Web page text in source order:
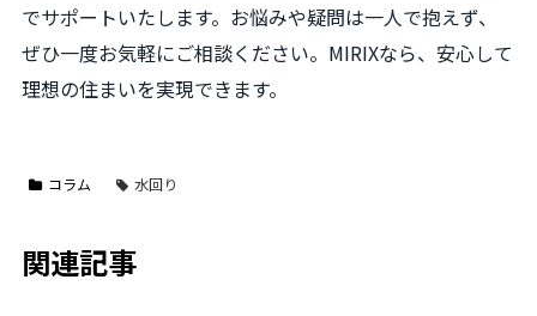
でサポートいたします。お悩みや疑問は一人で抱えず、
ぜひ一度お気軽にご相談ください。MIRIXなら、安心して
理想の住まいを実現できます。
コラム 水回り
関連記事